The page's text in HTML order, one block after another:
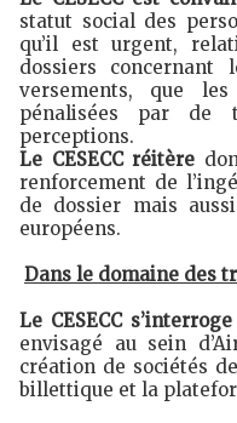
statut social des
qu’il est urgent,
dossiers concernant
versements, que
pénalisées par de
perceptions.
Le CESECC réitère
renforcement de
de dossier mais
européens.
Dans le domaine des
Le CESECC s’interroge
envisagé au sein
création de sociétés
billettique et la